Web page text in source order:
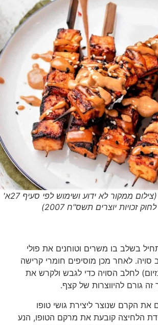
שיפודי טופו (צילום ממקור לא ידוע ושימוש לפי סעיף 27א'
בשלב בו משרים וטוחנים את פולי
לאחר מכן מוסיפים חומרי קרישה
לחלב הסויה כדי לגבש ולקרש את
גורם להיווצרות של קצף.
הקרם שנוצר ליצירת גושי טופו
הלחיצה קובעת את מרקם הטופו, הנע